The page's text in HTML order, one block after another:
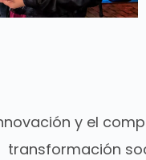
y el
transformación